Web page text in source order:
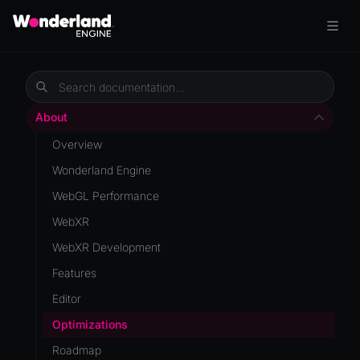
About
Overview
Wonderland Engine
WebGL Performance
WebXR
WebXR Development
Features
Editor
Optimizations
Roadmap